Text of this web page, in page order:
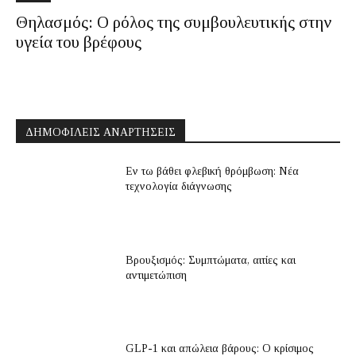
Θηλασμός: Ο ρόλος της συμβουλευτικής στην
υγεία του βρέφους
ΔΗΜΟΦΙΛΕΊΣ ΑΝΑΡΤΉΣΕΙΣ
Εν τω βάθει φλεβική θρόμβωση: Νέα
τεχνολογία διάγνωσης
Βρουξισμός: Συμπτώματα, αιτίες και
αντιμετώπιση
GLP-1 και απώλεια βάρους: Ο κρίσιμος